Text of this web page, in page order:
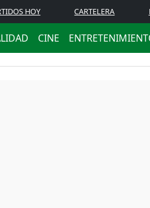
HOY CARTELERA
CINE